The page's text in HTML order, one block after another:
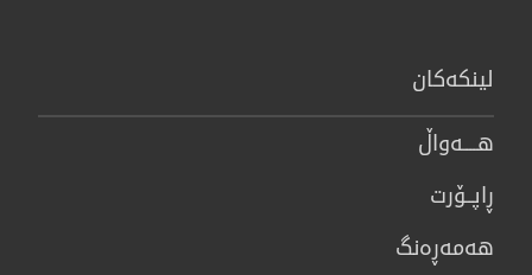
لینكەكان
هــــه‌واڵ
ڕاپــۆرت
هه‌مه‌ڕه‌نگ